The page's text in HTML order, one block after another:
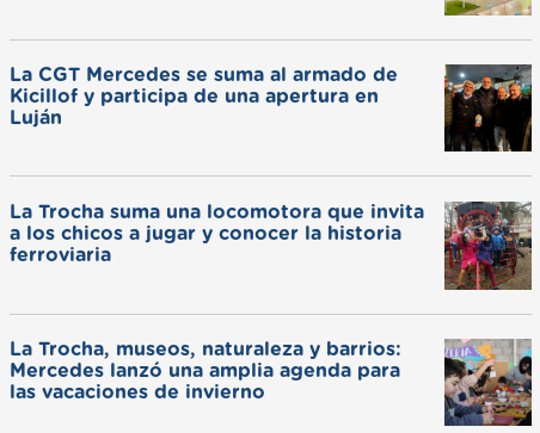
La CGT Mercedes se suma al armado de
Kicillof y participa de una apertura en
Luján
La Trocha suma una locomotora que invita
a los chicos a jugar y conocer la historia
ferroviaria
La Trocha, museos, naturaleza y barrios:
Mercedes lanzó una amplia agenda para
las vacaciones de invierno